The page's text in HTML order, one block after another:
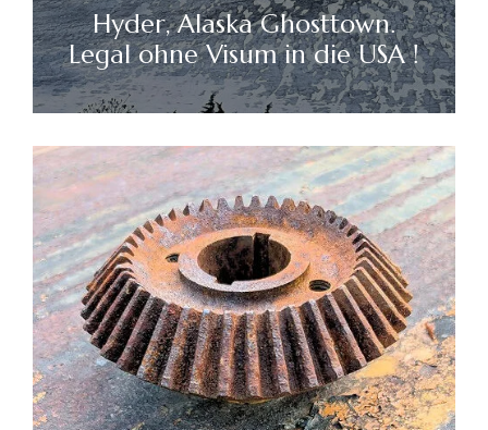
Hyder, Alaska Ghosttown.
Legal ohne Visum in die USA !